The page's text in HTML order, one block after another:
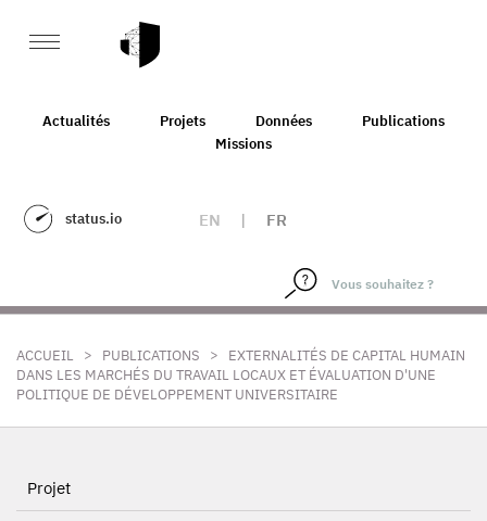
Actualités Projets Données
Publications
Missions
status.io EN | FR
ACCUEIL > PUBLICATIONS >
EXTERNALITÉS DE CAPITAL HUMAIN
DANS LES MARCHÉS DU TRAVAIL LOCAUX ET ÉVALUATION D'UNE
POLITIQUE DE DÉVELOPPEMENT UNIVERSITAIRE
Projet